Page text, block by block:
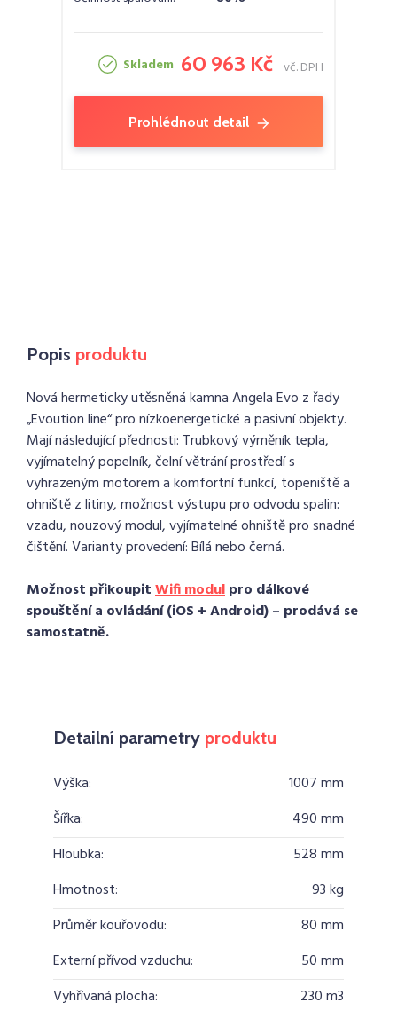
Skladem 60 963 Kč vč. DPH
Prohlédnout detail
Popis produktu
Nová hermeticky utěsněná kamna Angela Evo z řady
„Evoution line“ pro nízkoenergetické a pasivní objekty.
Mají následující přednosti: Trubkový výměník tepla,
vyjímatelný popelník, čelní větrání prostředí s
vyhrazeným motorem a komfortní funkcí, topeniště a
ohniště z litiny, možnost výstupu pro odvodu spalin:
vzadu, nouzový modul, vyjímatelné ohniště pro snadné
čištění. Varianty provedení: Bílá nebo černá.
Možnost přikoupitWifi modulpro dálkové
spouštění a ovládání (iOS + Android) – prodává se
samostatně.
Detailní parametry produktu
Výška:
1007 mm
Šířka:
490 mm
Hloubka:
528 mm
Hmotnost:
93 kg
Průměr kouřovodu:
80 mm
Externí přívod vzduchu:
50 mm
Vyhřívaná plocha:
230 m3